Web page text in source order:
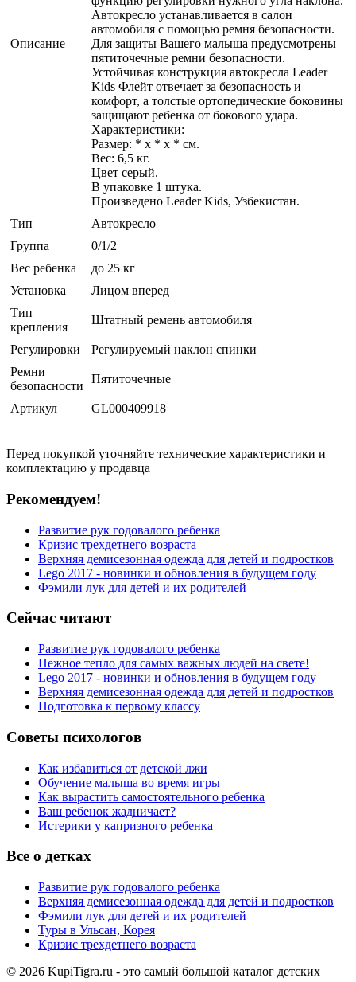
Описание
Автокресло устанавливается в салон
автомобиля с помощью ремня безопасности.
Для защиты Вашего малыша предусмотрены
пятиточечные ремни безопасности.
Устойчивая конструкция автокресла Leader
Kids Флейт отвечает за безопасность и
комфорт, а толстые ортопедические боковины
защищают ребенка от бокового удара.
Характеристики:
Размер: * x * x * см.
Вес: 6,5 кг.
Цвет серый.
В упаковке 1 штука.
Произведено Leader Kids, Узбекистан.
Тип
Автокресло
Группа
0/1/2
Вес ребенка
до 25 кг
Установка
Лицом вперед
Тип
крепления
Штатный ремень автомобиля
Регулировки
Регулируемый наклон спинки
Ремни
безопасности
Пятиточечные
Артикул GL000409918
Перед покупкой уточняйте технические характеристики и
комплектацию у продавца
Рекомендуем!
Развитие рук годовалого ребенка
Кризис трехдетнего возраста
Верхняя демисезонная одежда для детей и подростков
Lego 2017 - новинки и обновления в будущем году
Фэмили лук для детей и их родителей
Сейчас читают
Развитие рук годовалого ребенка
Нежное тепло для самых важных людей на свете!
Lego 2017 - новинки и обновления в будущем году
Верхняя демисезонная одежда для детей и подростков
Подготовка к первому классу
Советы психологов
Как избавиться от детской лжи
Обучение малыша во время игры
Как вырастить самостоятельного ребенка
Ваш ребенок жадничает?
Истерики у капризного ребенка
Все о детках
Развитие рук годовалого ребенка
Верхняя демисезонная одежда для детей и подростков
Фэмили лук для детей и их родителей
Туры в Ульсан, Корея
Кризис трехдетнего возраста
© 2026 KupiTigra.ru - это самый большой каталог детских